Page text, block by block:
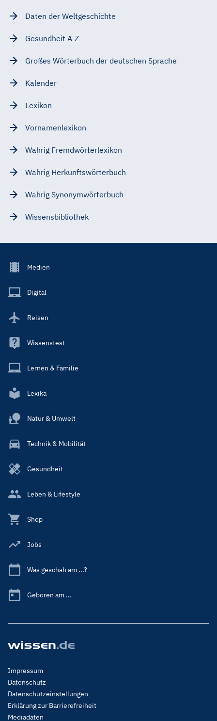
Daten der Weltgeschichte
Gesundheit A-Z
Großes Wörterbuch der deutschen Sprache
Kalender
Lexikon
Vornamenlexikon
Wahrig Fremdwörterlexikon
Wahrig Herkunftswörterbuch
Wahrig Synonymwörterbuch
Wissensbibliothek
Footer
Main
Medien
Digital
Reisen
Wissenstest
Lernen & Familie
Lexika
Natur & Umwelt
Technik & Mobilität
Gesundheit
Leben & Lifestyle
Shop
Jobs
Was geschah am ...?
Geboren am ...
Footer
Menu
Legal
Impressum
Datenschutz
Datenschutzeinstellungen
Erklärung zur Barrierefreiheit
Mediadaten